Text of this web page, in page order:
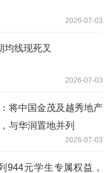
2026-07-03
均线现死叉
2026-07-03
将中国金茂及越秀地产
与华润置地并列
2026-07-03
944元学生专属权益，